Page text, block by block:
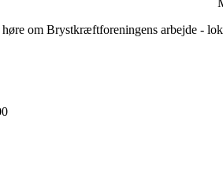
om Brystkræftforeningens arbejde -